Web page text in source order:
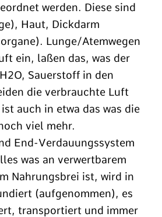
werden. Diese sind
Haut, Dickdarm
Lunge/Atemwegen
ein, laßen das, was der
Sauerstoff in den
die verbrauchte Luft
auch in etwa das was die
viel mehr.
End-Verdauungssystem
was an verwertbarem
Nahrungsbrei ist, wird in
(aufgenommen), es
transportiert und immer